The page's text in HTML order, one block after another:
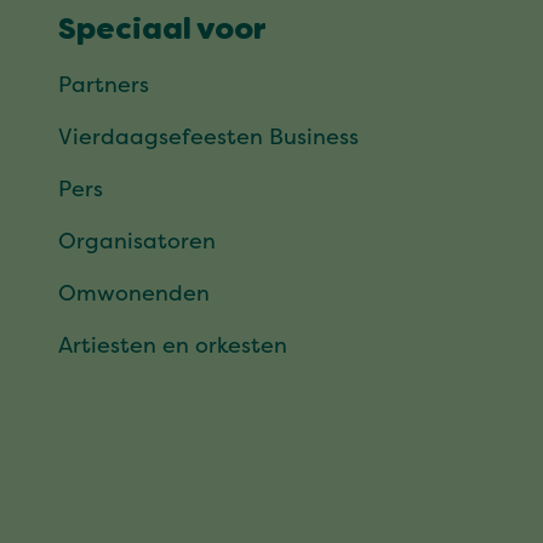
Speciaal voor
Partners
Vierdaagsefeesten Business
Pers
Organisatoren
Omwonenden
Artiesten en orkesten